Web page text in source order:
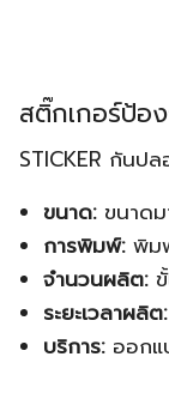
สติ๊กเกอร์ป้อ
STICKER กันป
ขนาด: ขนาด
การพิมพ์: พิม
จำนวนผลิต:
ระยะเวลาผลิต:
บริการ: ออก